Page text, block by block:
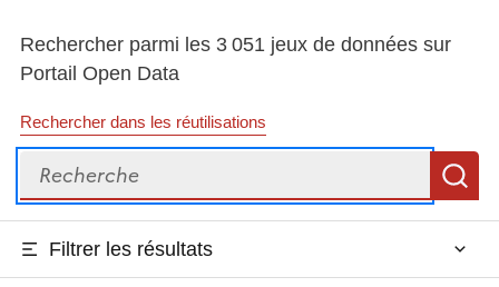
Rechercher parmi les 3 051 jeux de données sur
Portail Open Data
Rechercher dans les réutilisations
Recherche
Filtrer les résultats